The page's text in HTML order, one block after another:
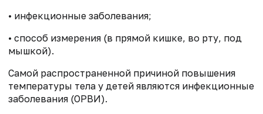
• инфекционные заболевания;
• способ измерения (в прямой кишке, во рту, под
мышкой).
Cамой распространенной причиной повышения
температуры тела у детей являются инфекционные
заболевания (ОРВИ).